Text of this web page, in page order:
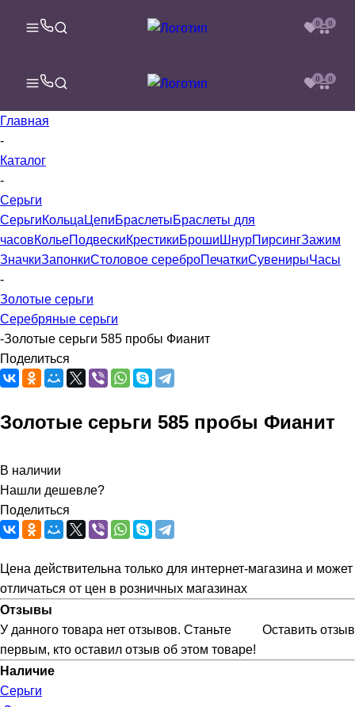
0 0
0 0
Главная
-
Каталог
-
Серьги
СерьгиКольца ЦепиБраслетыБраслеты для
часовКольеПодвескиКрестикиБроши ШнурПирсингЗажим
ЗначкиЗапонкиСтоловое сереброПечаткиСувенирыЧасы
-
Золотые серьги
Серебряные серьги
-Золотые серьги 585 пробы Фианит
Поделиться
Золотые серьги 585 пробы Фианит
В наличии
Нашли дешевле?
Поделиться
Цена действительна только для интернет-магазина и может
отличаться от цен в розничных магазинах
Отзывы
Оставить отзыв
У данного товара нет отзывов. Станьте
первым, кто оставил отзыв об этом товаре!
Наличие
Серьги